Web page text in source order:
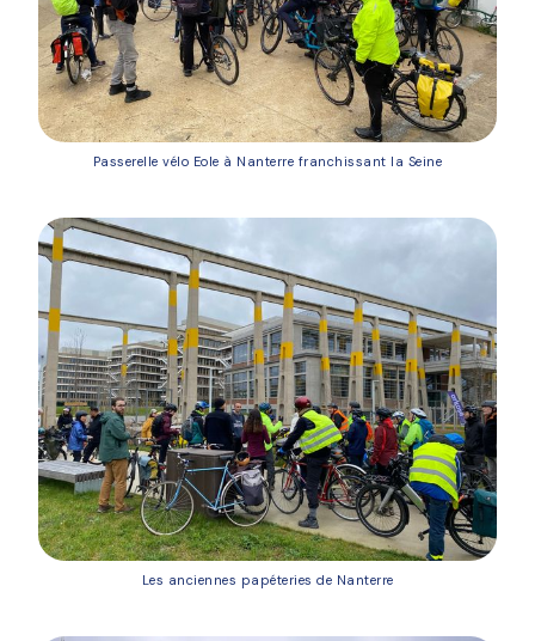
Passerelle vélo Eole à Nanterre franchissant la Seine
Les anciennes papéteries de Nanterre